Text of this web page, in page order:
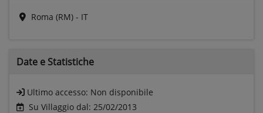
Roma (RM) - IT
Date e Statistiche
Ultimo accesso: Non disponibile
Su Villaggio dal: 25/02/2013